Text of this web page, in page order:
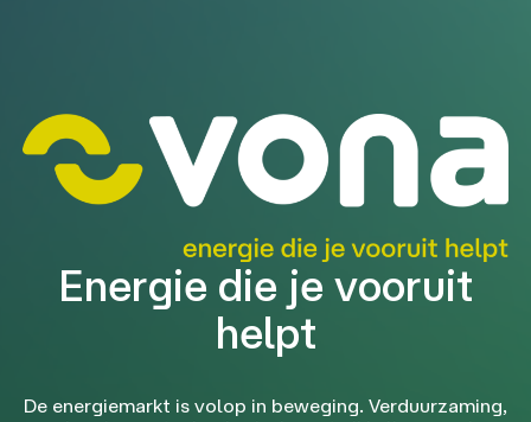
Energie die je vooruit
helpt
De energiemarkt is volop in beweging. Verduurzaming,